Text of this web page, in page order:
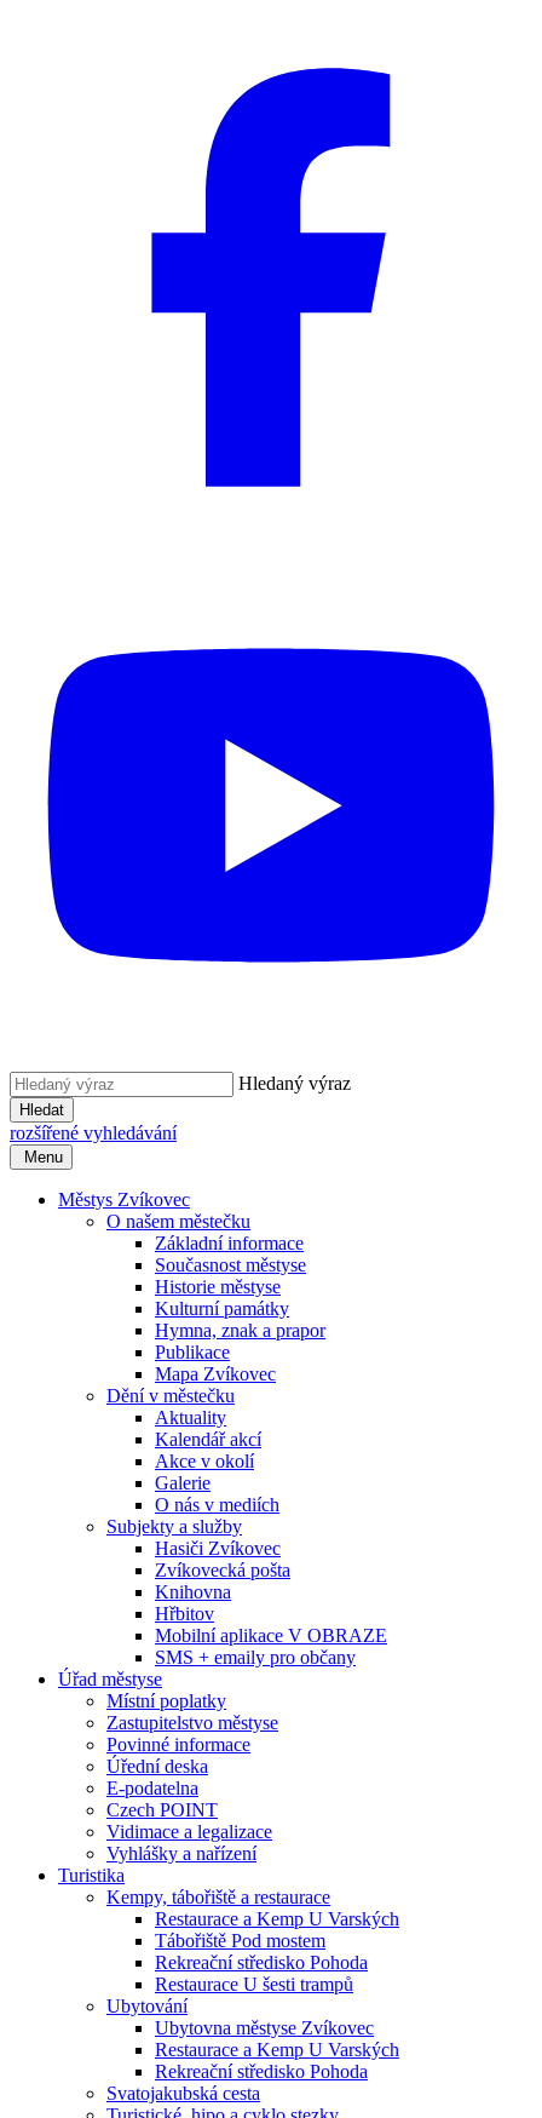
Hledaný výraz
Hledat
rozšířené vyhledávání
Menu
Městys Zvíkovec
O našem městečku
Základní informace
Současnost městyse
Historie městyse
Kulturní památky
Hymna, znak a prapor
Publikace
Mapa Zvíkovec
Dění v městečku
Aktuality
Kalendář akcí
Akce v okolí
Galerie
O nás v mediích
Subjekty a služby
Hasiči Zvíkovec
Zvíkovecká pošta
Knihovna
Hřbitov
Mobilní aplikace V OBRAZE
SMS + emaily pro občany
Úřad městyse
Místní poplatky
Zastupitelstvo městyse
Povinné informace
Úřední deska
E-podatelna
Czech POINT
Vidimace a legalizace
Vyhlášky a nařízení
Turistika
Kempy, tábořiště a restaurace
Restaurace a Kemp U Varských
Tábořiště Pod mostem
Rekreační středisko Pohoda
Restaurace U šesti trampů
Ubytování
Ubytovna městyse Zvíkovec
Restaurace a Kemp U Varských
Rekreační středisko Pohoda
Svatojakubská cesta